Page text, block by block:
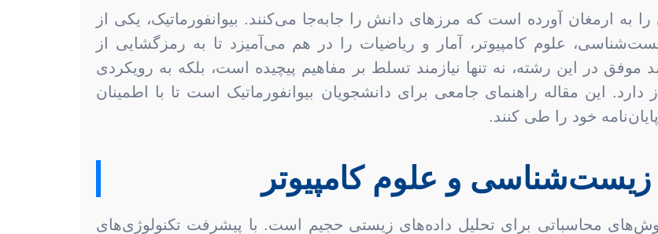
به ارمغان آورده است که مرزهای دانش را جابه‌جا می‌کنند. بیوانفورماتیک، یکی از
علوم کامپیوتر، آمار و ریاضیات را در هم می‌آمیزد تا به رمزگشایی از
موفق در این رشته، نه تنها نیازمند تسلط بر مفاهیم پیچیده است، بلکه به رویکردی
این مقاله راهنمای جامعی برای دانشجویان بیوانفورماتیک است تا با اطمینان
خود را طی کنند.
زیست‌شناسی و علوم کامپیوتر
روش‌های محاسباتی برای تحلیل داده‌های زیستی حجیم است. با پیشرفت تکنولوژی‌های